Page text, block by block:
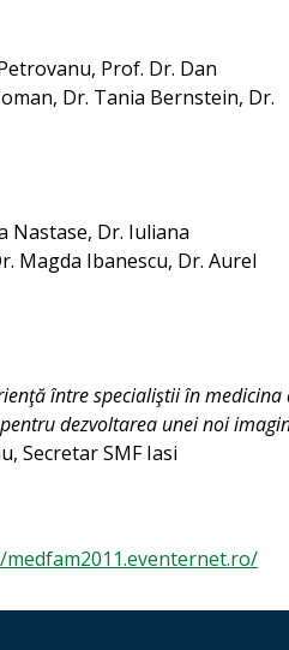
Prof. Dr. Dan
Dr. Tania Bernstein, Dr.
Nastase, Dr. Iuliana
Magda Ibanescu, Dr. Aurel
între specialiştii în medicina
dezvoltarea unei noi
Secretar SMF Iasi